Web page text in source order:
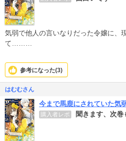
気弱で他人の言いなりだった令嬢に、
て……
主人公がとても魅力的です
優しく強く自分の人生をどんどん切り
す
続きもとても楽しみ
参考になった(3)
はむむさん
購入者レポ 聞きます、次巻